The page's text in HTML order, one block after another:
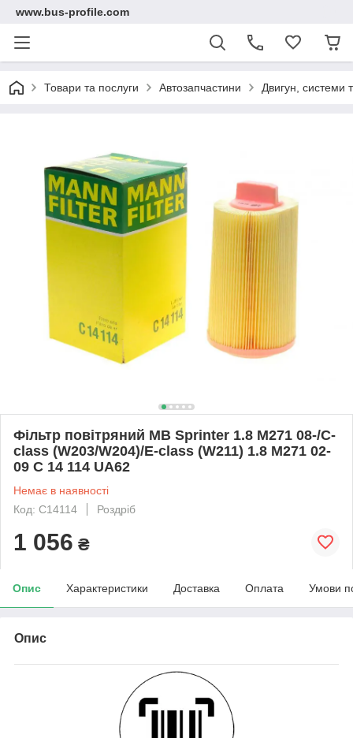
www.bus-profile.com
Товари та послуги Автозапчастини Двигун, системи
Фільтр повітряний MB Sprinter 1.8 M271 08-/C-
class (W203/W204)/E-class (W211) 1.8 M271 02-
09 C 14 114 UA62
Немає в наявності
Код: C14114
Роздріб
1 056 ₴
Опис Характеристики Доставка Оплата Умови
Опис